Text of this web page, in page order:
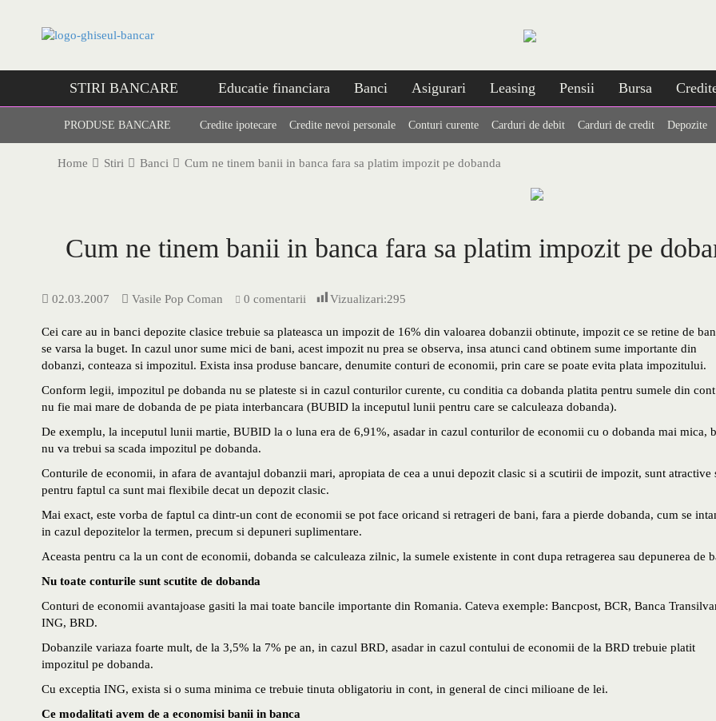
STIRI BANCARE Educatie financiara Banci Asigurari Leasing Pensii Bursa
PRODUSE BANCARE Credite ipotecare Credite nevoi personale Conturi curente Carduri de debit Carduri de credit Depozite
Home Stiri Banci Cum ne tinem banii in banca fara sa platim impozit pe dobanda
Cum ne tinem banii in banca fara sa platim impozit pe
02.03.2007 Vasile Pop Coman 0 comentarii Vizualizari:295
Cei care au in banci depozite clasice trebuie sa plateasca un impozit de 16% din valoarea dobanzii obtinute, impozit ce se retine de
se varsa la buget. In cazul unor sume mici de bani, acest impozit nu prea se observa, insa atunci cand obtinem sume importante din
dobanzi, conteaza si impozitul. Exista insa produse bancare, denumite conturi de economii, prin care se poate evita plata impozitului.
Conform legii, impozitul pe dobanda nu se plateste si in cazul conturilor curente, cu conditia ca dobanda platita pentru sumele din cont
nu fie mai mare de dobanda de pe piata interbancara (BUBID la inceputul lunii pentru care se calculeaza dobanda).
De exemplu, la inceputul lunii martie, BUBID la o luna era de 6,91%, asadar in cazul conturilor de economii cu o dobanda mai mica,
nu va trebui sa scada impozitul pe dobanda.
Conturile de economii, in afara de avantajul dobanzii mari, apropiata de cea a unui depozit clasic si a scutirii de impozit, sunt atractive
pentru faptul ca sunt mai flexibile decat un depozit clasic.
Mai exact, este vorba de faptul ca dintr-un cont de economii se pot face oricand si retrageri de bani, fara a pierde dobanda, cum se
in cazul depozitelor la termen, precum si depuneri suplimentare.
Aceasta pentru ca la un cont de economii, dobanda se calculeaza zilnic, la sumele existente in cont dupa retragerea sau depunerea de
Nu toate conturile sunt scutite de dobanda
Conturi de economii avantajoase gasiti la mai toate bancile importante din Romania. Cateva exemple: Bancpost, BCR, Banca
ING, BRD.
Dobanzile variaza foarte mult, de la 3,5% la 7% pe an, in cazul BRD, asadar in cazul contului de economii de la BRD trebuie platit
impozitul pe dobanda.
Cu exceptia ING, exista si o suma minima ce trebuie tinuta obligatoriu in cont, in general de cinci milioane de lei.
Ce modalitati avem de a economisi banii in banca